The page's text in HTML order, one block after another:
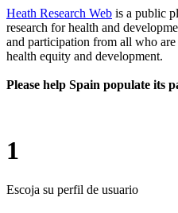
Heath Research Web is a public
research for health and
and participation from all who
health equity and development.
Please help Spain populate its
1
Escoja su perfil de usuario